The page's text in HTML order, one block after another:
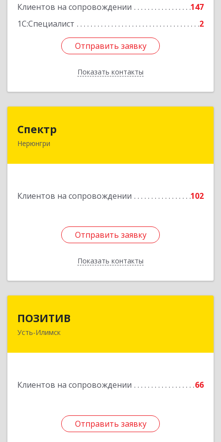
Клиентов на сопровождении
147
1С:Специалист
2
Отправить заявку
Показать контакты
Подробнее
Отправить заявку
Назад
Спектр
Нерюнгри
Клиентов на сопровождении 102
Отправить заявку
Показать контакты
678960, Саха /Якутия/ Респ, Нерюнгринский р-н,
Подробнее
Отправить заявку
Назад
ПОЗИТИВ
Усть-Илимск
Клиентов на сопровождении 66
Отправить заявку
666679, Иркутская обл, Усть-Илимск г, Дружбы
Отправить заявку